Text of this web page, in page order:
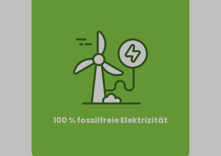
100 % fossilfreie Elektrizität